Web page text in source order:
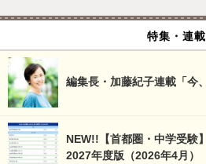
特集・連載
編集長・加藤紀子連載「今
NEW!!【首都圏・中学受験
2027年度版（2026年4月）